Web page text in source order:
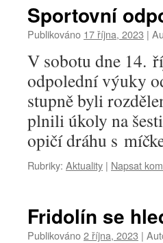
Sportovní
Publikováno 17 října, 2023 |
V sobotu dne 14.
odpolední výuky
stupně byli
plnili úkoly na
opičí dráhu s
Rubriky: Aktuality | Napsat
Fridolín se
Publikováno2 října, 2023 |